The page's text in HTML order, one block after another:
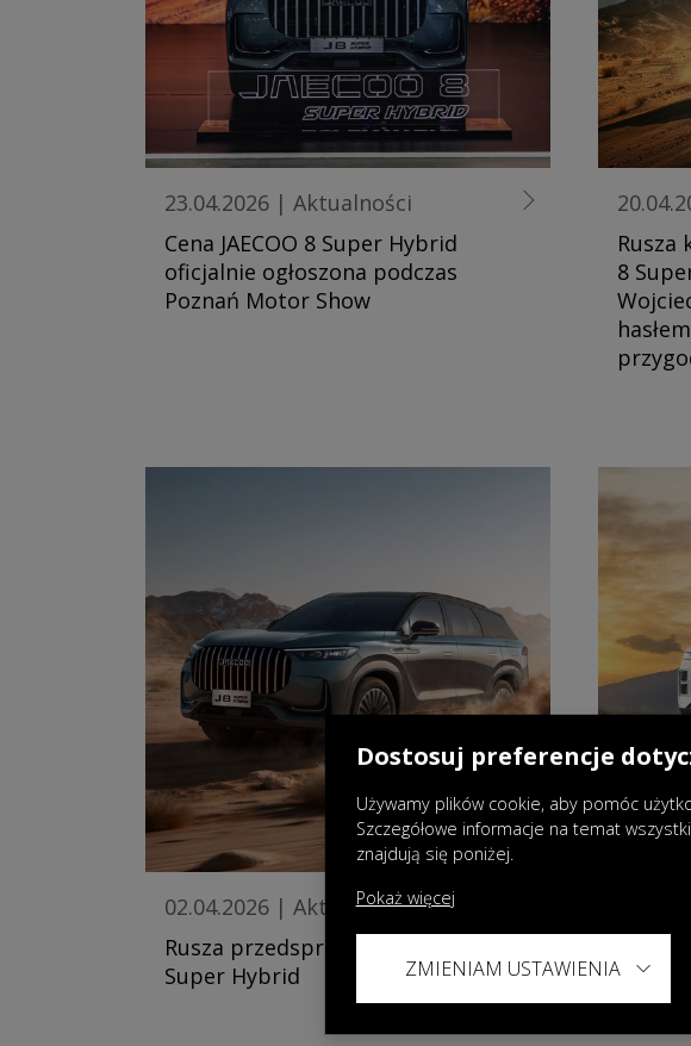
23.04.2026 | Aktualności
Cena JAECOO 8 Super Hybrid
oficjalnie ogłoszona podczas
Poznań Motor Show
Rusza
8
02.04.2026 | Aktualności
Rusza przedsprzedaż JAECOO 8
Super Hybrid
Dostosuj preferencje
Używamy plików cookie, aby pomóc
Szczegółowe informacje na temat
znajdują się poniżej.
Pokaż więcej
ZMIENIAM USTAWIENIA